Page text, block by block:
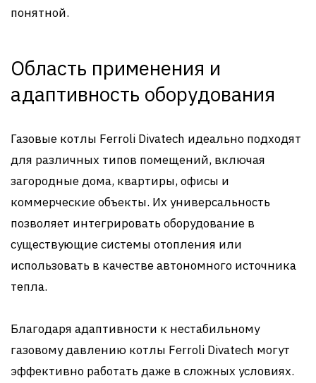
понятной.
Область применения и
адаптивность оборудования
Газовые котлы Ferroli Divatech идеально подходят
для различных типов помещений, включая
загородные дома, квартиры, офисы и
коммерческие объекты. Их универсальность
позволяет интегрировать оборудование в
существующие системы отопления или
использовать в качестве автономного источника
тепла.
Благодаря адаптивности к нестабильному
газовому давлению котлы Ferroli Divatech могут
эффективно работать даже в сложных условиях.